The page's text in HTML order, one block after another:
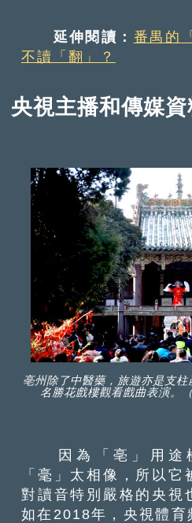
延伸閱讀： 番禺的
不讀「翻」？
央視主播和傳媒
亳州除了中醫藥，旅遊亦是支
名勝花戲樓觀看戲曲表演。
因為「亳」用途
「毫」太相像，所以
對讀音特別嚴格的央視
如在2018年，央視體育